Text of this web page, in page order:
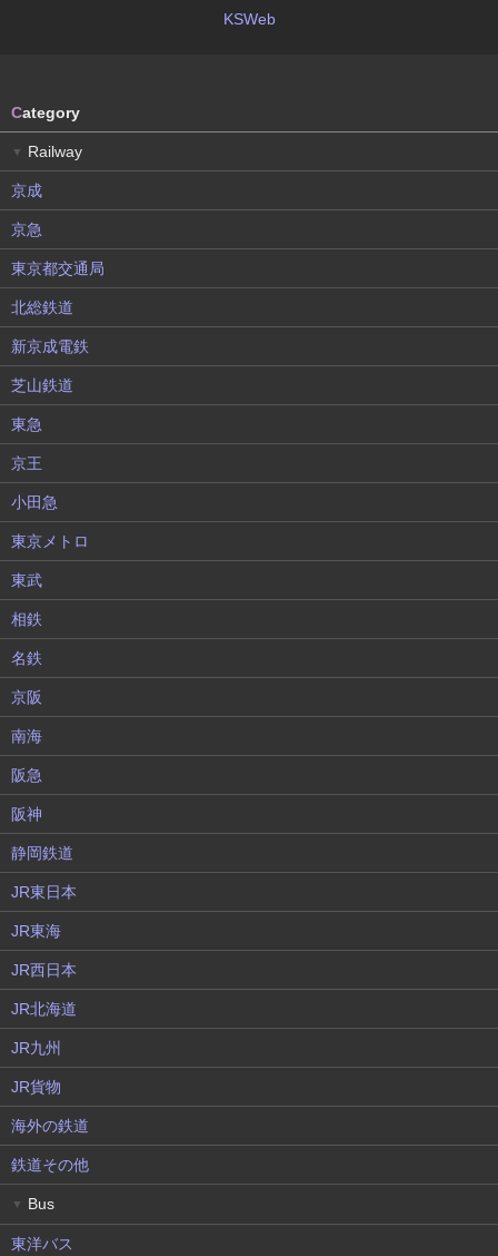
KSWeb
Category
▼ Railway
京成
京急
東京都交通局
北総鉄道
新京成電鉄
芝山鉄道
東急
京王
小田急
東京メトロ
東武
相鉄
名鉄
京阪
南海
阪急
阪神
静岡鉄道
JR東日本
JR東海
JR西日本
JR北海道
JR九州
JR貨物
海外の鉄道
鉄道その他
▼ Bus
東洋バス